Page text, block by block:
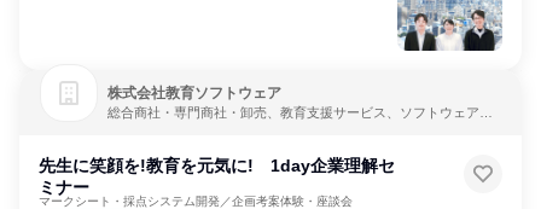
株式会社教育ソフトウェア
総合商社・専門商社・卸売、教育支援サービス、ソフトウェア開
先生に笑顔を!教育を元気に! 1day企業理解セ
ミナー
マークシート・採点システム開発／企画考案体験・座談会